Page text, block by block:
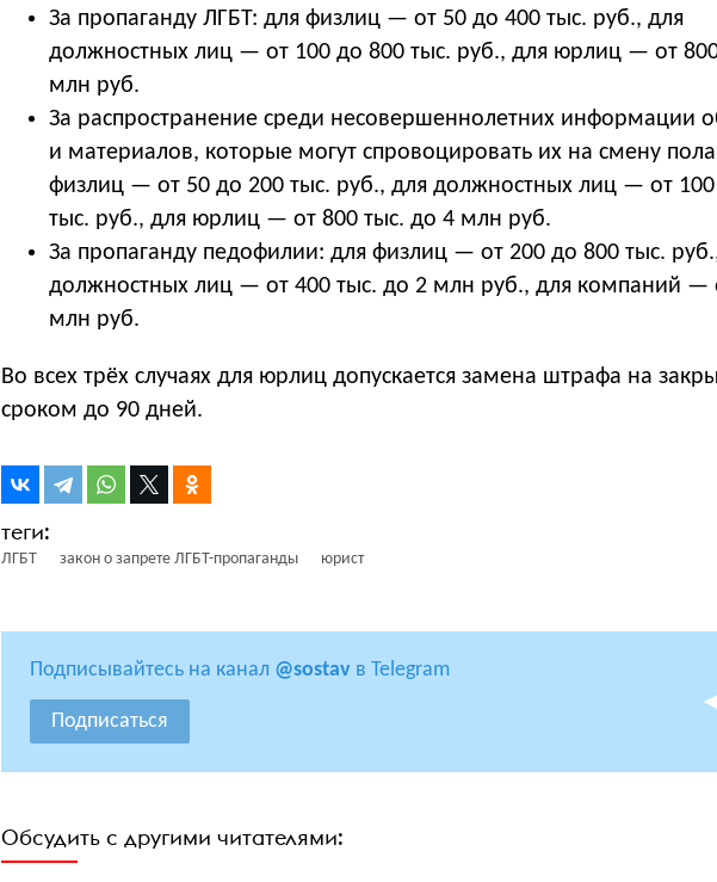
За пропаганду ЛГБТ: для физлиц — от 50 до 400 тыс. руб., для
должностных лиц — от 100 до 800 тыс. руб., для юрлиц — от
млн руб.
За распространение среди несовершеннолетних информации
и материалов, которые могут спровоцировать их на смену
физлиц — от 50 до 200 тыс. руб., для должностных лиц — от
тыс. руб., для юрлиц — от 800 тыс. до 4 млн руб.
За пропаганду педофилии: для физлиц — от 200 до 800 тыс.
должностных лиц — от 400 тыс. до 2 млн руб., для компаний —
млн руб.
Во всех трёх случаях для юрлиц допускается замена штрафа на
сроком до 90 дней.
ЛГБТ закон о запрете ЛГБТ-пропаганды юрист
Подписывайтесь на канал @sostav в Telegram
Подписаться
Обсудить с другими читателями: